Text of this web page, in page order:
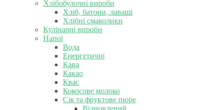
Хлібобулочні вироби
Хліб, батони, лаваші
Хлібні смаколики
Кулінарні вироби
Напої
Вода
Енергетичні
Кава
Какао
Квас
Кокосове молоко
Сік та фруктове пюре
Відновлений